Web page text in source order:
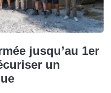
jusqu’au 1er
un